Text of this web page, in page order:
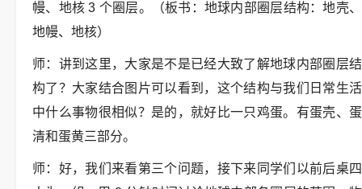
幔、地核 3 个圈层。（板书：地球内部圈层结构：地壳、
地幔、地核）
师：讲到这里，大家是不是已经大致了解地球内部圈层结
构了？大家结合图片可以看到，这个结构与我们日常生活
中什么事物很相似？是的，就好比一只鸡蛋。有蛋壳、蛋
清和蛋黄三部分。
师：好，我们来看第三个问题，接下来同学们以前后桌四